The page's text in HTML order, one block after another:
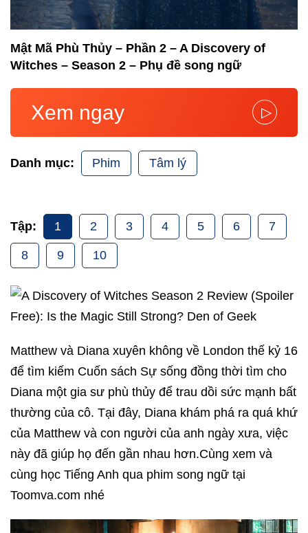
Mật Mã Phù Thủy – Phần 2 – A Discovery of
Witches – Season 2 – Phụ đề song ngữ
Danh mục: Phim Tâm lý
Xem ngay ▷
Tập: 1 2 3 4 5 6 7
8 9 10
Matthew và Diana xuyên không về London thế kỷ 16
để tìm kiếm Cuốn sách Sự sống đồng thời tìm cho
Diana một gia sư phù thủy để trau dồi sức mạnh bất
thường của cô. Tại đây, Diana khám phá ra quá khứ
của Matthew và con người của anh ngày xưa, việc
này đã giúp họ đến gần nhau hơn.Cùng xem và
cùng học Tiếng Anh qua phim song ngữ tại
Toomva.com nhé